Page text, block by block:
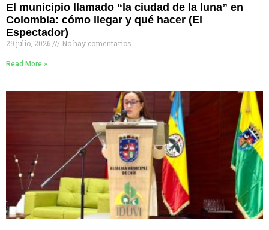
El municipio llamado “la ciudad de la luna” en
Colombia: cómo llegar y qué hacer (El
Espectador)
29 julio, 2026 No hay comentarios
Read More »